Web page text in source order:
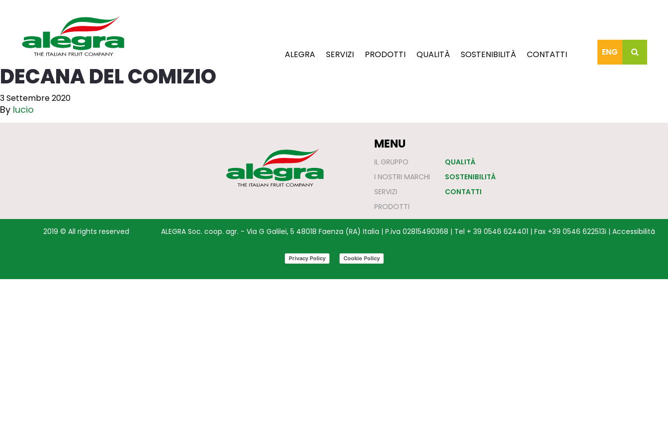
ALEGRA SERVIZI PRODOTTI QUALITÀ SOSTENIBILITÀ CONTATTI ENG
DECANA DEL COMIZIO
3 Settembre 2020
By lucio
MENU
IL GRUPPO
I NOSTRI MARCHI
SERVIZI
PRODOTTI
QUALITÀ
SOSTENIBILITÀ
CONTATTI
2019 © All rights reserved ALEGRA Soc. coop. agr. - Via G Galilei, 5 48018 Faenza (RA) Italia | P.iva 02815490368 | Tel + 39 0546 624401 | Fax +39 0546 622513i | Accessibilità
Privacy Policy Cookie Policy